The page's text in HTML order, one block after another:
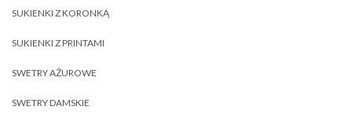
SUKIENKI Z KORONKĄ
SUKIENKI Z PRINTAMI
SWETRY AŻUROWE
SWETRY DAMSKIE